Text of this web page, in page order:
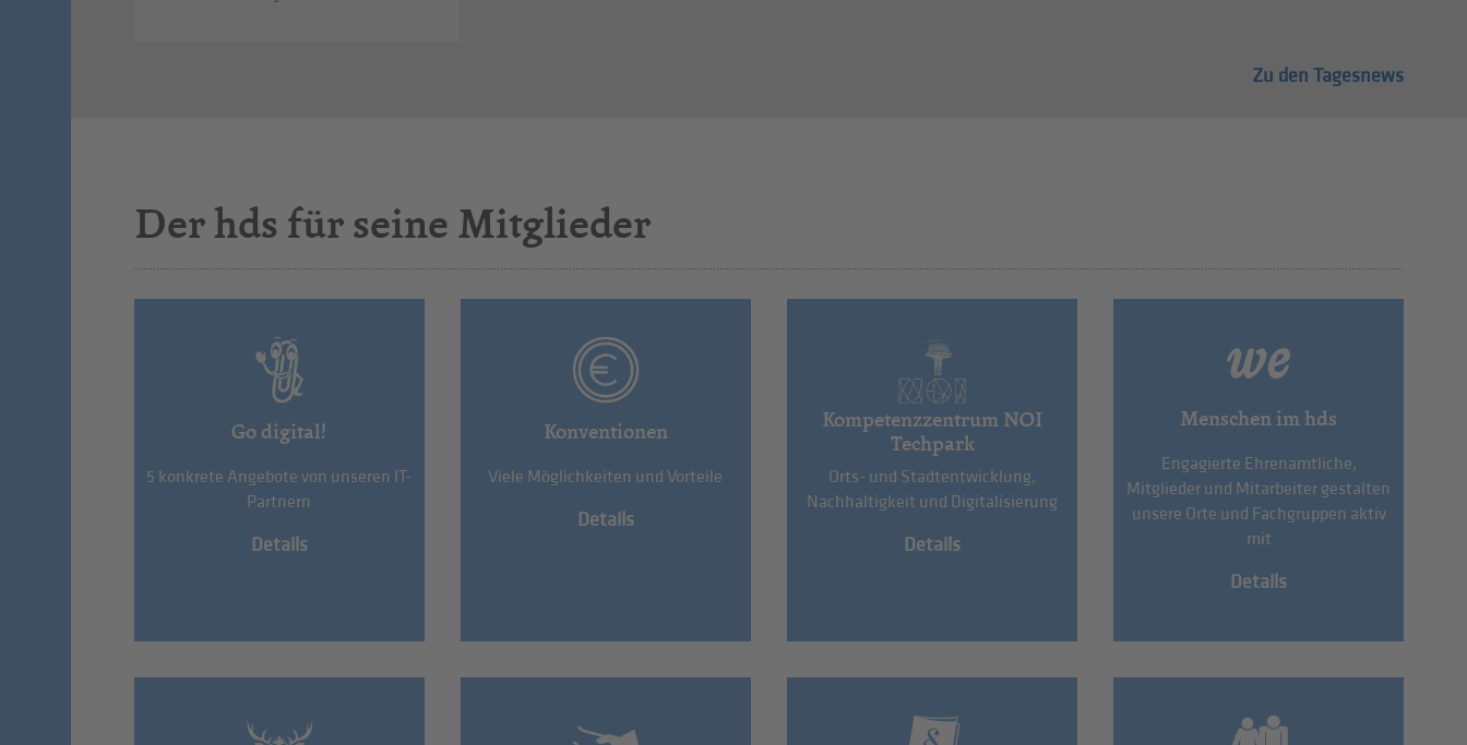
Zu den Tagesnews
Der hds für seine Mitglieder
Go digital!
5 konkrete Angebote von unseren IT-
Partnern
Details
Konventionen
Viele Möglichkeiten und Vorteile
Details
Kompetenzzentrum NOI
Techpark
Orts- und Stadtentwicklung,
Nachhaltigkeit und Digitalisierung
Details
Menschen im hds
Engagierte Ehrenamtliche,
Mitglieder und Mitarbeiter gestalten
unsere Orte und Fachgruppen aktiv
mit
Details